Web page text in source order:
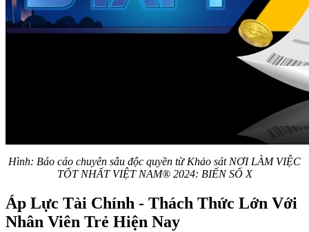
Hình: Báo cáo chuyên sâu độc quyền từ Khảo sát NƠI LÀM VIỆC
TỐT NHẤT VIỆT NAM® 2024: BIẾN SỐ X​​
Áp Lực Tài Chính - Thách Thức Lớn Với
Nhân Viên Trẻ Hiện Nay